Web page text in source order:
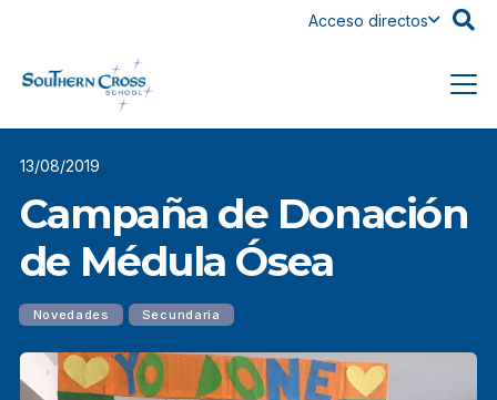
Acceso directos
13/08/2019
Campaña de Donación
de Médula Ósea
Novedades Secundaria